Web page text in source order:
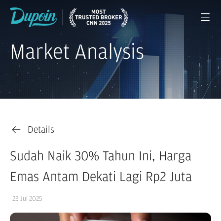
Market Analysis
Details
Sudah Naik 30% Tahun Ini, Harga
Emas Antam Dekati Lagi Rp2 Juta
23 Jul 2025